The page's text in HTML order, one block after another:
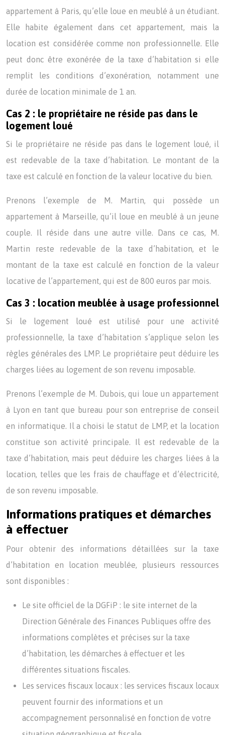
appartement à Paris, qu’elle loue en meublé à un étudiant.
Elle habite également dans cet appartement, mais la
location est considérée comme non professionnelle. Elle
peut donc être exonérée de la taxe d’habitation si elle
remplit les conditions d’exonération, notamment une
durée de location minimale de 1 an.
Cas 2 : le propriétaire ne réside pas dans le
logement loué
Si le propriétaire ne réside pas dans le logement loué, il
est redevable de la taxe d’habitation. Le montant de la
taxe est calculé en fonction de la valeur locative du bien.
Prenons l’exemple de M. Martin, qui possède un
appartement à Marseille, qu’il loue en meublé à un jeune
couple. Il réside dans une autre ville. Dans ce cas, M.
Martin reste redevable de la taxe d’habitation, et le
montant de la taxe est calculé en fonction de la valeur
locative de l’appartement, qui est de 800 euros par mois.
Cas 3 : location meublée à usage professionnel
Si le logement loué est utilisé pour une activité
professionnelle, la taxe d’habitation s’applique selon les
règles générales des LMP. Le propriétaire peut déduire les
charges liées au logement de son revenu imposable.
Prenons l’exemple de M. Dubois, qui loue un appartement
à Lyon en tant que bureau pour son entreprise de conseil
en informatique. Il a choisi le statut de LMP, et la location
constitue son activité principale. Il est redevable de la
taxe d’habitation, mais peut déduire les charges liées à la
location, telles que les frais de chauffage et d’électricité,
de son revenu imposable.
Informations pratiques et démarches
à effectuer
Pour obtenir des informations détaillées sur la taxe
d’habitation en location meublée, plusieurs ressources
sont disponibles :
Le site officiel de la DGFiP : le site internet de la
Direction Générale des Finances Publiques offre des
informations complètes et précises sur la taxe
d’habitation, les démarches à effectuer et les
différentes situations fiscales.
Les services fiscaux locaux : les services fiscaux locaux
peuvent fournir des informations et un
accompagnement personnalisé en fonction de votre